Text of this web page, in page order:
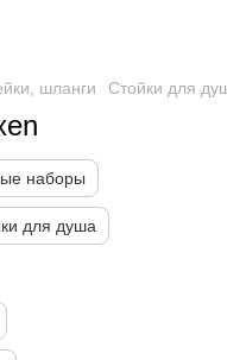
шланги Стойки для
наборы
для душа